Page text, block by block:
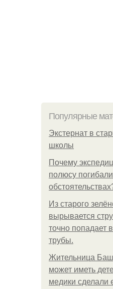
Популярные
Экстернат в
школы
Почему
полюсу
Из старого
вырывается
точно попадает
трубы.
Жительница
может иметь
медики сделали